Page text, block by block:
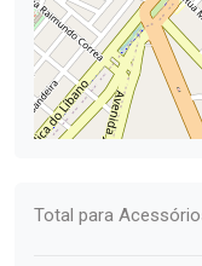
Total para